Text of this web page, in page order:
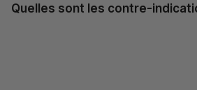
Quelles sont les contre-